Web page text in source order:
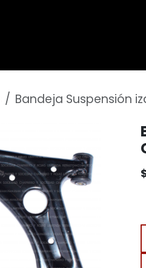
Bandeja Suspensión